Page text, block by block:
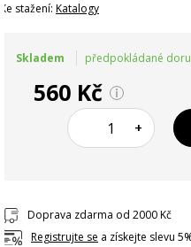
Ke stažení: Katalogy
Skladem předpokládané
560 Kč
+
Doprava zdarma od 2000 Kč
Registrujte se a získejte slevu